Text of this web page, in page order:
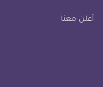
أعلن معنا